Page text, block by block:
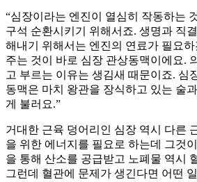
“심장이라는 엔진이 열심히 작동하는
구석 순환시키기 위해서죠. 생명과 직
해내기 위해서는 엔진의 연료가 필요
주는 것이 바로 심장 관상동맥이에요.
고 부르는 이유는 생김새 때문이죠. 심
동맥은 마치 왕관을 장식하고 있는 술
게 불러요.”
거대한 근육 덩어리인 심장 역시 다른
을 위한 에너지를 필요로 하는데 그것
을 통해 산소를 공급받고 노폐물 역시
그런데 혈관에 문제가 생긴다면 어떤